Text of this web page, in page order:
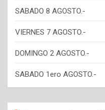
SABADO 8 AGOSTO.-
VIERNES 7 AGOSTO.-
DOMINGO 2 AGOSTO.-
SABADO 1ero AGOSTO.-